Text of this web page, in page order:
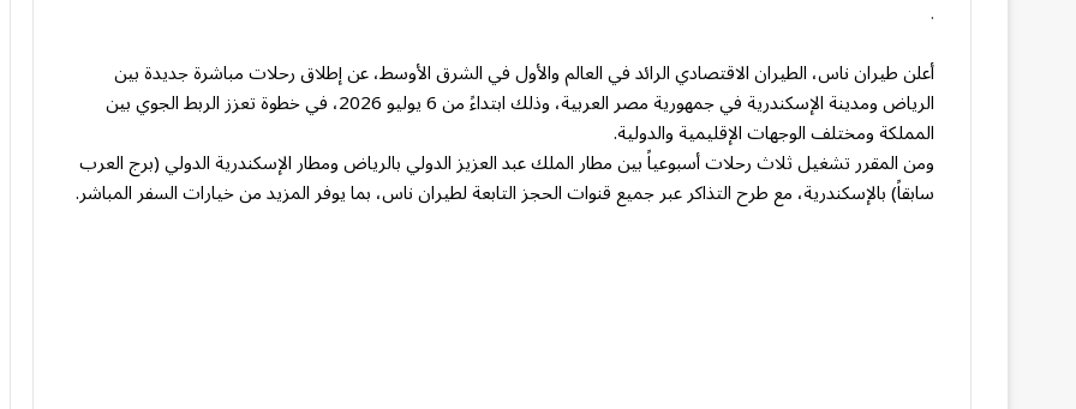
.
أعلن طيران ناس، الطيران الاقتصادي الرائد في العالم والأول في الشرق الأوسط، عن إطلاق رحلات مباشرة جديدة بين
الرياض ومدينة الإسكندرية في جمهورية مصر العربية، وذلك ابتداءً من 6 يوليو 2026، في خطوة تعزز الربط الجوي بين
المملكة ومختلف الوجهات الإقليمية والدولية.
ومن المقرر تشغيل ثلاث رحلات أسبوعياً بين مطار الملك عبد العزيز الدولي بالرياض ومطار الإسكندرية الدولي (برج العرب
سابقاً) بالإسكندرية، مع طرح التذاكر عبر جميع قنوات الحجز التابعة لطيران ناس، بما يوفر المزيد من خيارات السفر المباشر.